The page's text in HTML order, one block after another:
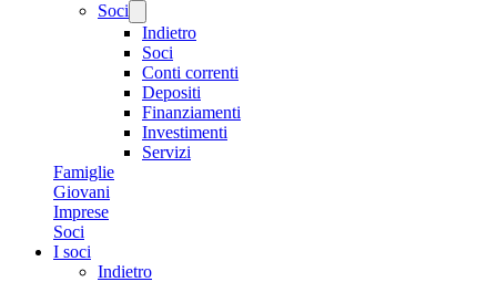
Soci
Indietro
Soci
Conti correnti
Depositi
Finanziamenti
Investimenti
Servizi
Famiglie
Giovani
Imprese
Soci
I soci
Indietro